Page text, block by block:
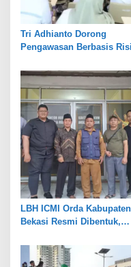
Tri Adhianto Dorong
Pengawasan Berbasis
Kelola
LBH ICMI Orda Kabupaten
Bekasi Resmi Dibentuk,
Pendampingan Hukum